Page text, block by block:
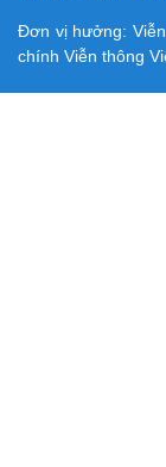
Đơn vị hưởng:
chính Viễn thông